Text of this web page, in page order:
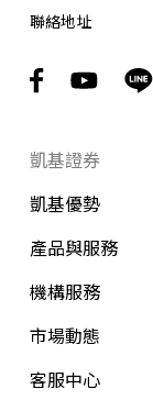
聯絡地址
凱基證券
凱基優勢
產品與服務
機構服務
市場動態
客服中心